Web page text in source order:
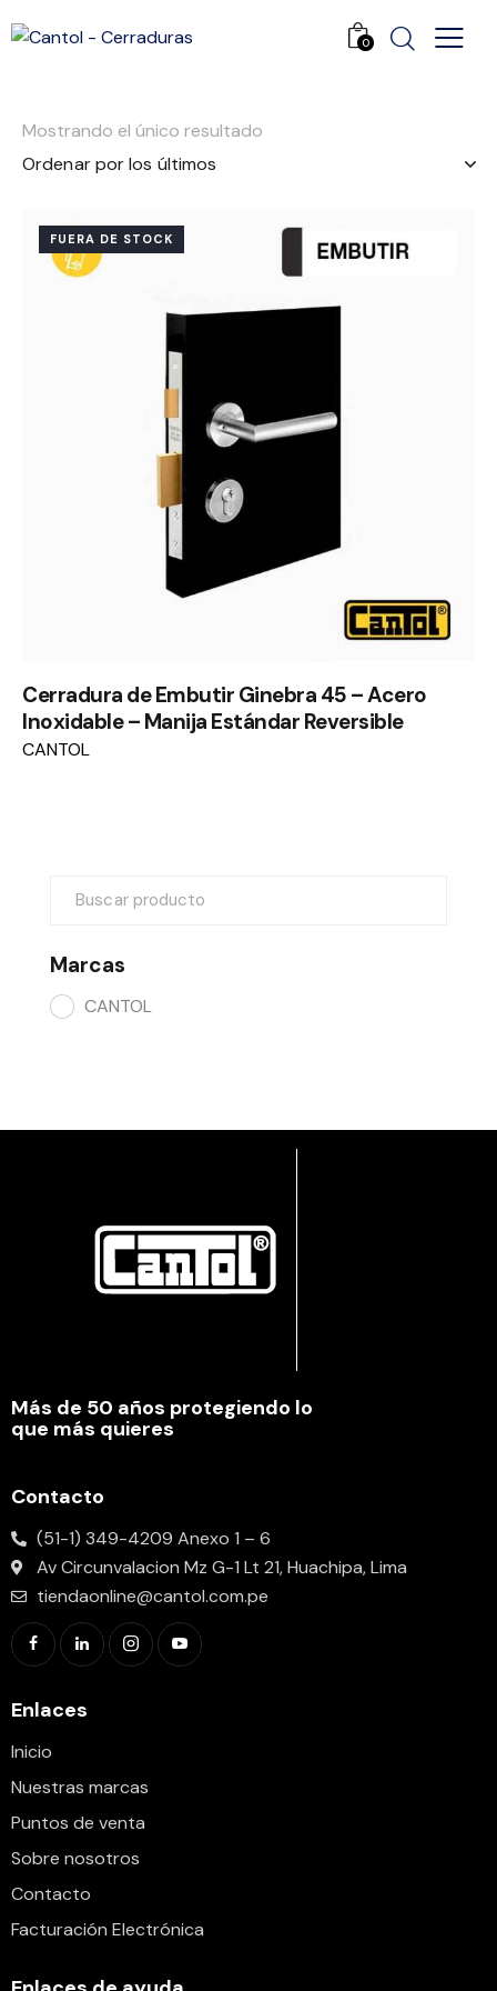
0
Mostrando el único resultado
FUERA DE STOCK
Cerradura de Embutir Ginebra 45 – Acero
Inoxidable – Manija Estándar Reversible
CANTOL
Marcas
CANTOL
Más de 50 años protegiendo lo
que más quieres
Contacto
(51-1) 349-4209 Anexo 1 – 6
Av Circunvalacion Mz G-1 Lt 21, Huachipa, Lima
tiendaonline@cantol.com.pe
Enlaces
Inicio
Nuestras marcas
Puntos de venta
Sobre nosotros
Contacto
Facturación Electrónica